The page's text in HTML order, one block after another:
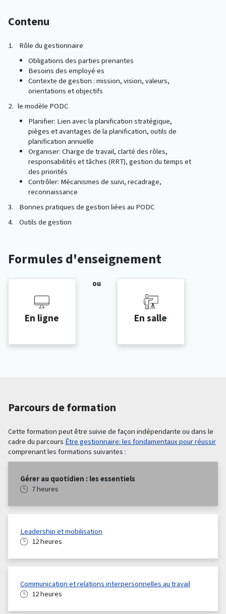
Contenu
1. Rôle du gestionnaire
Obligations des parties prenantes
Besoins des employé·es
Contexte de gestion : mission, vision, valeurs,
orientations et objectifs
2. le modèle PODC
Planifier: Lien avec la planification stratégique,
pièges et avantages de la planification, outils de
planification annuelle
Organiser: Charge de travail, clarté des rôles,
responsabilités et tâches (RRT), gestion du temps et
des priorités
Contrôler: Mécanismes de suivi, recadrage,
reconnaissance
3. Bonnes pratiques de gestion liées au PODC
4. Outils de gestion
Formules d'enseignement
En ligne
ou
En salle
Parcours de formation
Cette formation peut être suivie de façon indépendante ou dans le
cadre du parcours Être gestionnaire: les fondamentaux pour réussir
comprenant les formations suivantes :
Gérer au quotidien : les essentiels
7 heures
Leadership et mobilisation
12 heures
Communication et relations interpersonnelles au travail
12 heures